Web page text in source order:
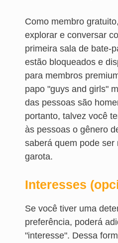
Como membro
explorar e conversar
primeira sala de bate-
estão bloqueados e
para membros
papo "guys and girls"
das pessoas são
portanto, talvez você
às pessoas o gênero
saberá quem pode ser
garota.
Interesses
Se você tiver uma
preferência, poderá
"interesse". Dessa